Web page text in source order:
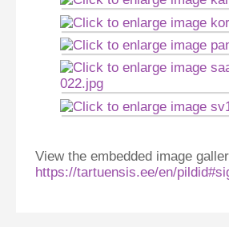
View the embedded image
https://tartuensis.ee/en/